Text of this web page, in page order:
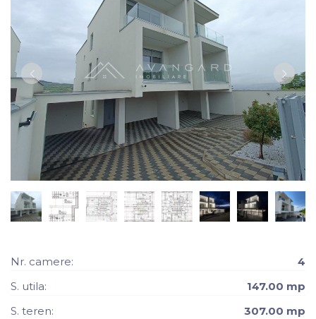
Nr. camere:
4
S. utila:
147.00 mp
S. teren:
307.00 mp